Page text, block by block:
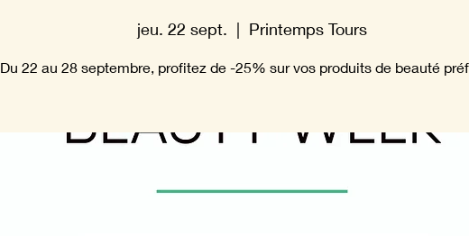
jeu. 22 sept.
  |
Printemps Tours
Du 22 au 28 septembre, profitez de -25% sur vos produits de beauté